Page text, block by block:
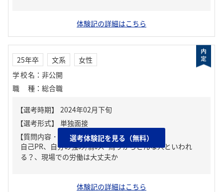
体験記の詳細はこちら
25年卒 文系
女性
学校名 ： 非公開
職種 ： 総合職
【質問内容・課題】
自己PR、自分の強み/弱み、周りからどんな人といわれ
る？、現場での労働は大丈夫か
選考体験記を見る（無料）
体験記の詳細はこちら